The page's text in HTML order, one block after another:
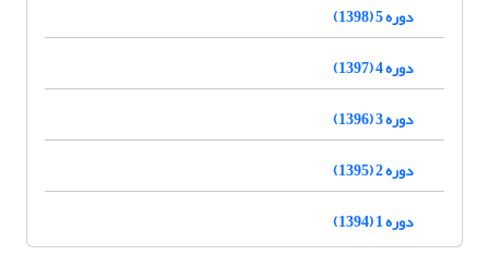
دوره 5 (1398)
دوره 4 (1397)
دوره 3 (1396)
دوره 2 (1395)
دوره 1 (1394)